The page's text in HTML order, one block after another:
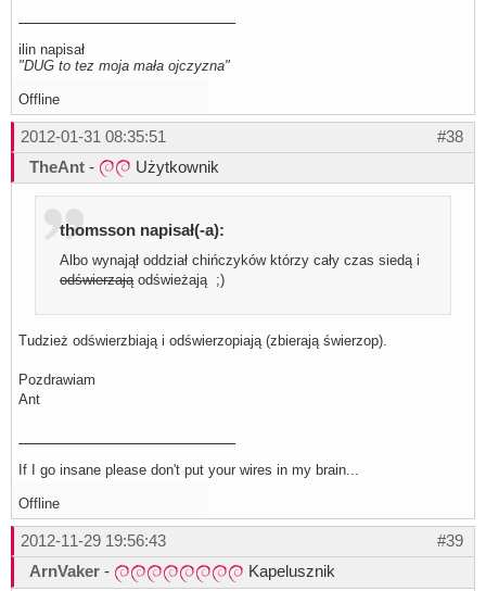
ilin napisał
"DUG to tez moja mała ojczyzna"
Offline
#38
2012-01-31 08:35:51
TheAnt - Użytkownik
thomsson napisał(-a):
Albo wynajął oddział chińczyków którzy cały czas siedą i
odświerzająodświeżają ;)
Tudzież odświerzbiają i odświerzopiają (zbierają świerzop).
Pozdrawiam
Ant
If I go insane please don't put your wires in my brain...
Offline
#39
2012-11-29 19:56:43
ArnVaker - Kapelusznik